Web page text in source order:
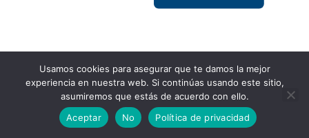
Usamos cookies para asegurar que te damos la mejor
experiencia en nuestra web. Si continúas usando este sitio,
asumiremos que estás de acuerdo con ello.
Aceptar
No Política de privacidad